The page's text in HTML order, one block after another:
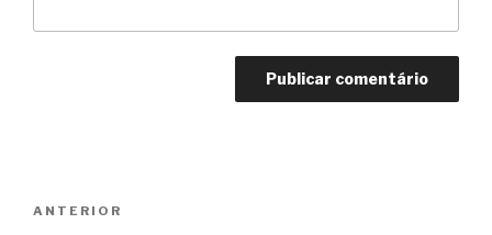
Anterior
ANTERIOR